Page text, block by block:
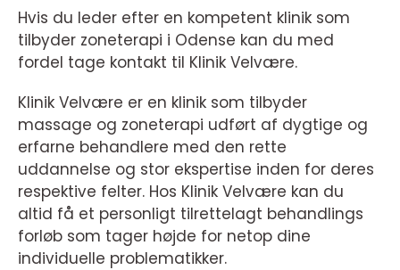
Hvis du leder efter en kompetent klinik som
tilbyder zoneterapi i Odense kan du med
fordel tage kontakt til Klinik Velvære.
Klinik Velvære er en klinik som tilbyder
massage og zoneterapi udført af dygtige og
erfarne behandlere med den rette
uddannelse og stor ekspertise inden for deres
respektive felter. Hos Klinik Velvære kan du
altid få et personligt tilrettelagt behandlings
forløb som tager højde for netop dine
individuelle problematikker.